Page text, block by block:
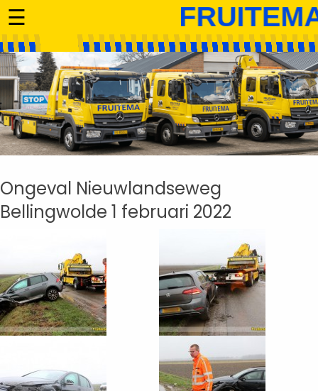
☰
Ongeval Nieuwlandseweg
Bellingwolde 1 februari 2022